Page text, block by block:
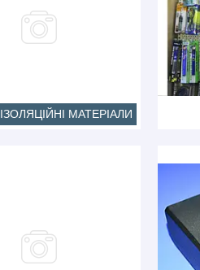
ІЗОЛЯЦІЙНІ МАТЕРІАЛИ